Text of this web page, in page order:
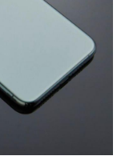
都忘了苹果公
，苹果公司正
为“魔戒”，让
通的戒指，只
。不以为
理器、无线收
果还将在戒指
手势和NFC通